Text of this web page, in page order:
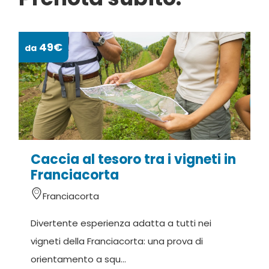
da 49€
Caccia al tesoro tra i vigneti in
Franciacorta
Franciacorta
Divertente esperienza adatta a tutti nei
vigneti della Franciacorta: una prova di
orientamento a squ...